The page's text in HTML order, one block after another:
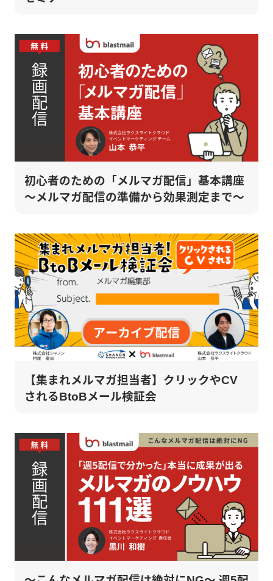
初心者のための「メルマガ配信」基本講座
～メルマガ配信の準備から効果測定まで～
【集まれメルマガ担当者】クリックやCV
されるBtoBメール検証会